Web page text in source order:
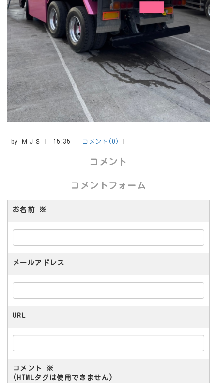
by ＭＪＳ 15:35 コメント(0)
コメント
コメントフォーム
お名前 ※
メールアドレス
URL
コメント ※
(HTMLタグは使用できません)